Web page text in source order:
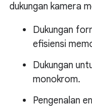
dukungan kamera
Dukungan
efisiensi
Dukungan
monokrom.
Pengenalan